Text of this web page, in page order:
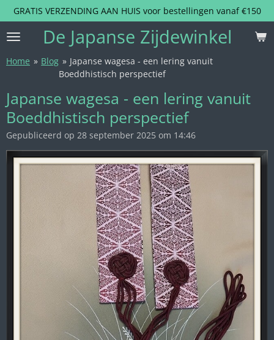
Ga
direct
naar
hoofdinhoud
De Japanse Zijdewinkel
GRATIS VERZENDING AAN HUIS voor bestellingen vanaf €150
Home » Blog » Japanse wagesa - een lering vanuit
Boeddhistisch perspectief
Japanse wagesa - een lering vanuit
Boeddhistisch perspectief
Gepubliceerd op 28 september 2025 om 14:46